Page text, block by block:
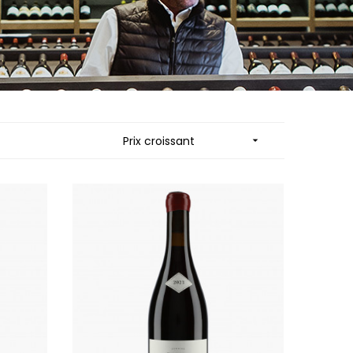
ET FILS
ROLAND
LARDET
& J-B
MUZARD LUCIEN
N
NAUDIN-FERRAND
NICOLAS
NOELLAT GEORGES
NOELLAT MICHEL
P
PACALET PHILIPPE
PASCAL JOSEPH
PATAILLE LAURENT
PATAILLE SYLVAIN
PATTES-LOUP - THOMAS PICO
PERNOT ALVINA
PERNOT PAUL
PERROT-MINOT
PICAMELOT LOUIS
Prix croissant 